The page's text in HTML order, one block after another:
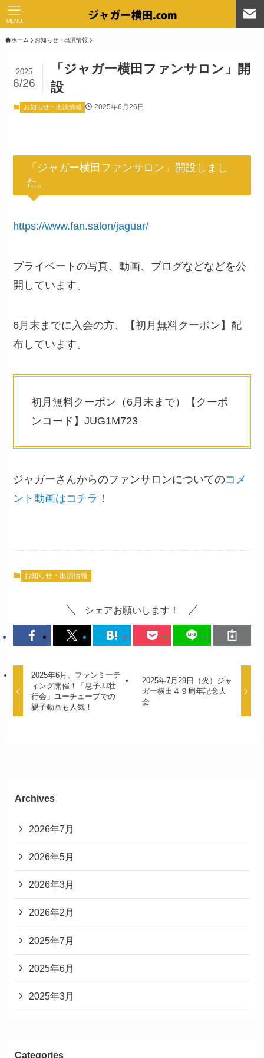
MENU
ホーム お知らせ・出演情報
「ジャガー横田ファンサロン」開
設
2025
6/26
お知らせ・出演情報 2025年6月26日
「ジャガー横田ファンサロン」開設しまし
た。
https://www.fan.salon/jaguar/
プライベートの写真、動画、ブログなどなどを公
開しています。
6月末までに入会の方、【初月無料クーポン】配
布しています。
初月無料クーポン（6月末まで）【クーポ
ンコード】JUG1M723
ジャガーさんからのファンサロンについてのコメ
ント動画はコチラ ！
お知らせ・出演情報
シェアお願いします！
2025年6月、ファンミーテ
ィング開催！「息子JJ壮
行会」ユーチューブでの
親子動画も人気！
2025年7月29日（火）ジャ
ガー横田４９周年記念大
会
Archives
2026年7月
2026年5月
2026年3月
2026年2月
2025年7月
2025年6月
2025年3月
Categories